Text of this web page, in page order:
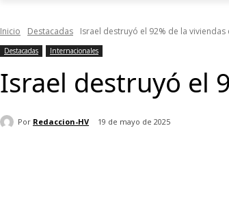
Inicio Destacadas Israel destruyó el 92% de la viviendas
Destacadas Internacionales
Israel destruyó el
Por Redaccion-HV 19 de mayo de 2025